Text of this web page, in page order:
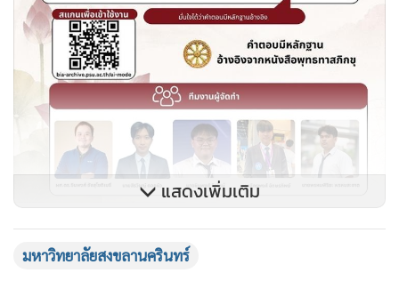
ช่วงต้นของงานเป็นการกล่าวรายงานภาพรวมโครงการโดยรอง
ศาสตราจารย์ ดร.เถกิง วงศ์ศิริโชติ รองอธิการบดีฝ่ายวิชาการ
แสดงเพิ่มเติม
มหาวิทยาลัยสงขลานครินทร์